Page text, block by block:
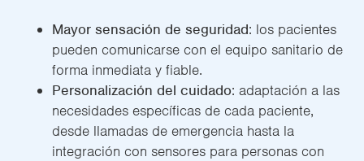
Mayor sensación de seguridad: los pacientes
pueden comunicarse con el equipo sanitario de
forma inmediata y fiable.
Personalización del cuidado: adaptación a las
necesidades específicas de cada paciente,
desde llamadas de emergencia hasta la
integración con sensores para personas con